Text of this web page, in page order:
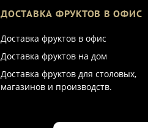
ДОСТАВКА ФРУКТОВ В ОФИС
Доставка фруктов в офис
Доставка фруктов на дом
Доставка фруктов для столовых,
магазинов и производств.